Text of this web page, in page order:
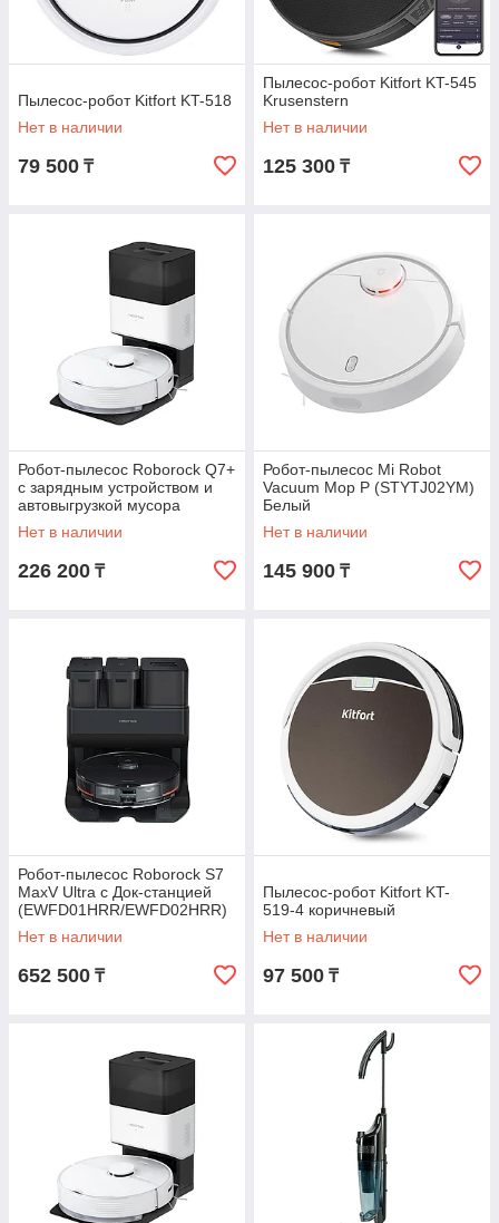
Пылесос-робот Kitfort KT-518
Нет в наличии
79 500 ₸
Пылесос-робот Kitfort KT-545
Krusenstern
Нет в наличии
125 300 ₸
Робот-пылесос Roborock Q7+
с зарядным устройством и
автовыгрузкой мусора
(AED03HRR/AED04HRR)
Нет в наличии
226 200 ₸
Робот-пылесос Mi Robot
Vacuum Mop P (STYTJ02YM)
Белый
Нет в наличии
145 900 ₸
Робот-пылесос Roborock S7
MaxV Ultra с Док-станцией
(EWFD01HRR/EWFD02HRR)
Черный
Нет в наличии
652 500 ₸
Пылесос-робот Kitfort KT-
519-4 коричневый
Нет в наличии
97 500 ₸